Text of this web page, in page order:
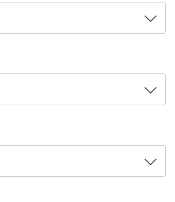
as proposições legislativas
legislativas na CLDF podem